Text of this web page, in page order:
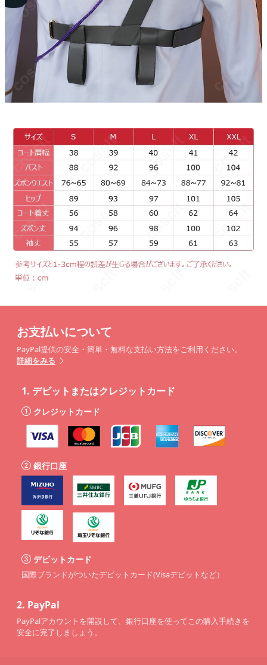
お支払いについて
PayPal提供の安全・簡単・無料な支払い方法をご利用ください。
詳細をみる
1. デビットまたはクレジットカード
クレジットカード
銀行口座
デビットカード
国際ブランドがついたデビットカード(Visaデビットなど）
2. PayPal
PayPalアカウントを開設して、銀行口座を使ってこの購入手続きを
安全に完了しましょう。